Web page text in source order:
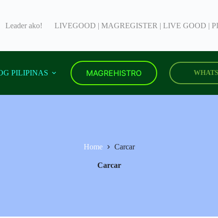
Leader ako! LIVEGOOD | MAGREGISTER | LIVE GOOD |
PILIPINAS MAGREHISTRO
Home Carcar
Carcar